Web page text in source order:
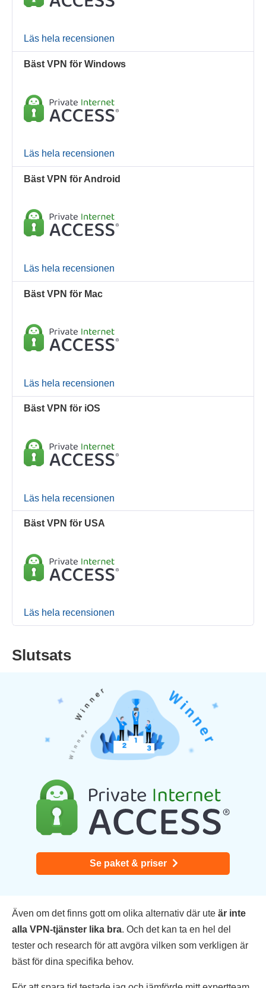
Läs hela recensionen
Bäst VPN för Windows
Läs hela recensionen
Bäst VPN för Android
Läs hela recensionen
Bäst VPN för Mac
Läs hela recensionen
Bäst VPN för iOS
Läs hela recensionen
Bäst VPN för USA
Läs hela recensionen
Slutsats
Se paket & priser
Även om det finns gott om olika alternativ där ute är inte
alla VPN-tjänster lika bra. Och det kan ta en hel del
tester och research för att avgöra vilken som verkligen är
bäst för dina specifika behov.